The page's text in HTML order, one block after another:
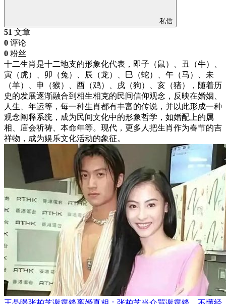
私信
51 文章
0 评论
0 粉丝
十二生肖是十二地支的形象化代表，即子（鼠）、丑（牛）、
寅（虎）、卯（兔）、辰（龙）、巳（蛇）、午（马）、未
（羊）、申（猴）、酉（鸡）、戌（狗）、亥（猪），随着历
史的发展逐渐融合到相生相克的民间信仰观念，反映在婚姻、
人生、年运等，每一种生肖都有丰富的传说，并以此形成一种
观念阐释系统，成为民间文化中的形象哲学，如婚配上的属
相、庙会祈祷、本命年等。现代，更多人把生肖作为春节的吉
祥物，成为娱乐文化活动的象征。